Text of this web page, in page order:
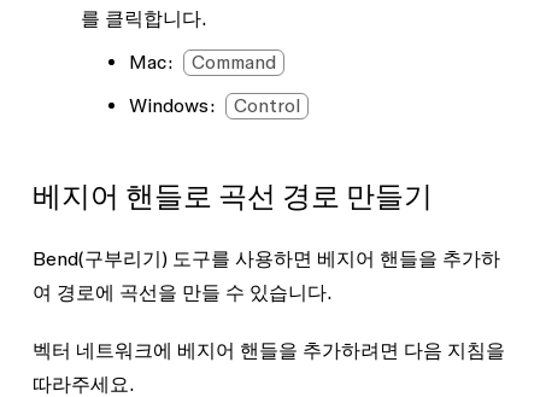
를 클릭합니다.
Mac:
Command
Windows:
Control
베지어 핸들로 곡선 경로 만들기
Bend(구부리기) 도구를 사용하면 베지어 핸들을 추가하
여 경로에 곡선을 만들 수 있습니다.
벡터 네트워크에 베지어 핸들을 추가하려면 다음 지침을
따라주세요.